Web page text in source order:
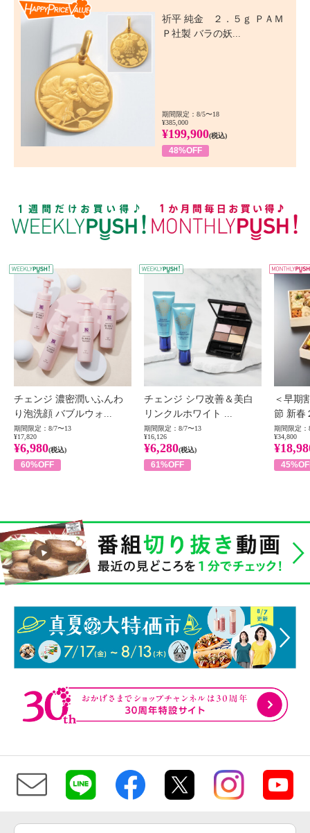
祈平 純金 ２．５ｇ ＰＡＭ
Ｐ社製 バラの妖...
期間限定：8/5〜18
¥385,000
¥199,900(税込)
48%OFF
WEEKLY PUSH
チェンジ 濃密潤いふんわ
り泡洗顔 バブルウォ...
期間限定：8/7〜13
¥17,820
¥6,980(税込)
60%OFF
チェンジ シワ改善＆美白
リンクルホワイト ...
期間限定：8/7〜13
¥16,126
¥6,280(税込)
61%OFF
＜早期
節 新春
期間限定：
¥34,800